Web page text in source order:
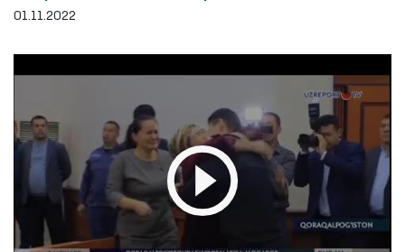
основе общественного поручительства
01.11.2022